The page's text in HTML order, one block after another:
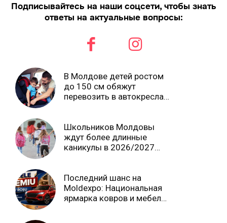
Подписывайтесь на наши соцсети, чтобы знать
ответы на актуальные вопросы:
В Молдове детей ростом
до 150 см обяжут
перевозить в автокреслах
Школьников Молдовы
ждут более длинные
каникулы в 2026/2027
Последний шанс на
Moldexpo: Национальная
ярмарка ковров и мебели